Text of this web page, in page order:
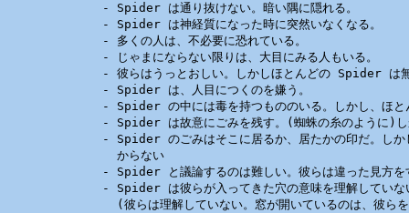
        - Spider は通り抜けない。暗い隅に隠れる。
        - Spider は神経質になった時に突然いなくなる。
        - 多くの人は、不必要に恐れている。
        - じゃまにならない限りは、大目にみる人もいる。
- 彼らはうっとおしい。しかしほとんどの Spider は
        - Spider は、人目につくのを嫌う。
- Spider の中には毒を持つもののいる。しかし、ほと
- Spider は故意にごみを残す。(蜘蛛の糸のように)し
- Spider のごみはそこに居るか、居たかの印だ。しか
          からない
- Spider と議論するのは難しい。彼らは違った見方を
- Spider は彼らが入ってきた穴の意味を理解していな
(彼らは理解していない。窓が開いているのは、彼ら